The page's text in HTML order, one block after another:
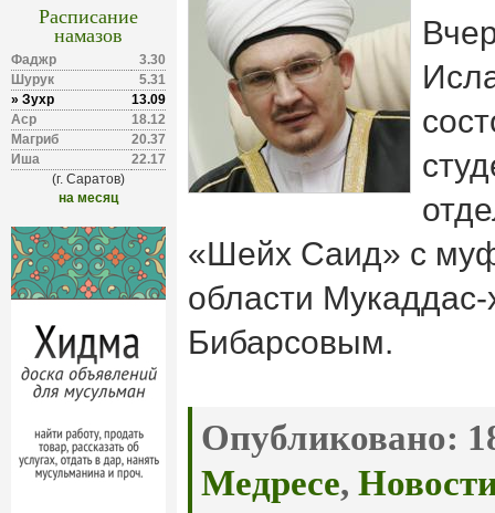
Расписание
намазов
Фаджр
3.30
Шурук
5.31
» Зухр
13.09
Аср
18.12
Магриб
20.37
Иша
22.17
(г. Саратов)
на месяц
«Шейх Саид» с
области Мукаддас-
Бибарсовым.
Опубликовано:
Медресе,